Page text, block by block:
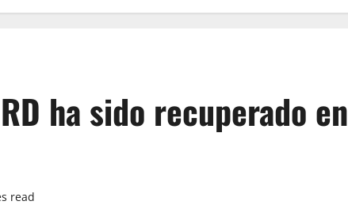
ha sido recuperado en
read